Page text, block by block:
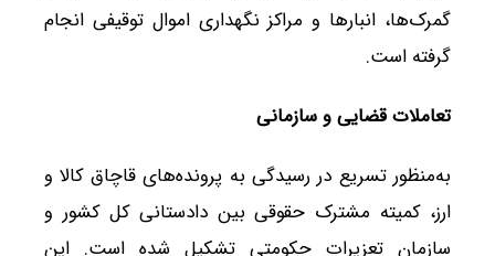
گمرک‌ها، انبارها و مراکز نگهداری اموال توقیفی انجام
گرفته است.
تعاملات قضایی و سازمانی
به‌منظور تسریع در رسیدگی به پرونده‌های قاچاق کالا و
ارز، کمیته مشترک حقوقی بین دادستانی کل کشور و
سازمان تعزیرات حکومتی تشکیل شده است. این